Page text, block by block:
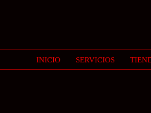
INICIO SERVICIOS